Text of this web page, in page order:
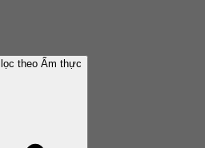
theo Ẩm thực